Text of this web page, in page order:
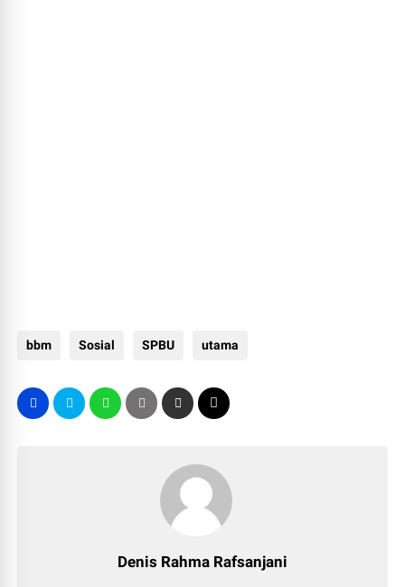
bbm Sosial SPBU utama
Denis Rahma Rafsanjani